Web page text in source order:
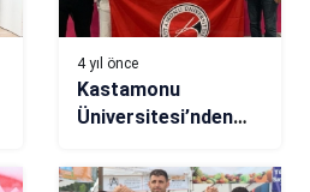
4 yıl önce
Kastamonu
Üniversitesi’nden
Oyunları’nda büyük